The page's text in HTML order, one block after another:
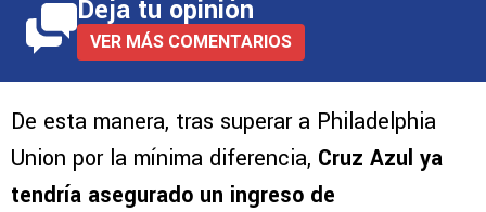
Deja tu opinión
VER MÁS COMENTARIOS
De esta manera, tras superar a Philadelphia
Union por la mínima diferencia, Cruz Azul ya
tendría asegurado un ingreso de